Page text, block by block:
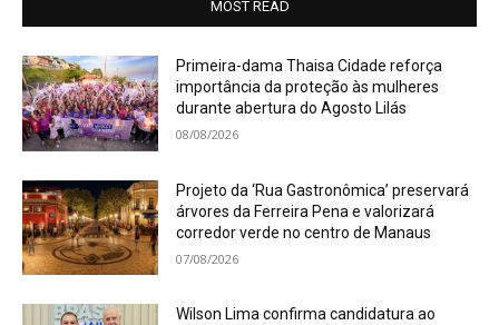
MOST READ
Primeira-dama Thaisa Cidade reforça
importância da proteção às mulheres
durante abertura do Agosto Lilás
08/08/2026
Projeto da ‘Rua Gastronômica’ preservará
árvores da Ferreira Pena e valorizará
corredor verde no centro de Manaus
07/08/2026
Wilson Lima confirma candidatura ao